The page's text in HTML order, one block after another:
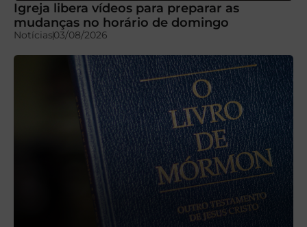
Igreja libera vídeos para preparar as
mudanças no horário de domingo
Notícias03/08/2026